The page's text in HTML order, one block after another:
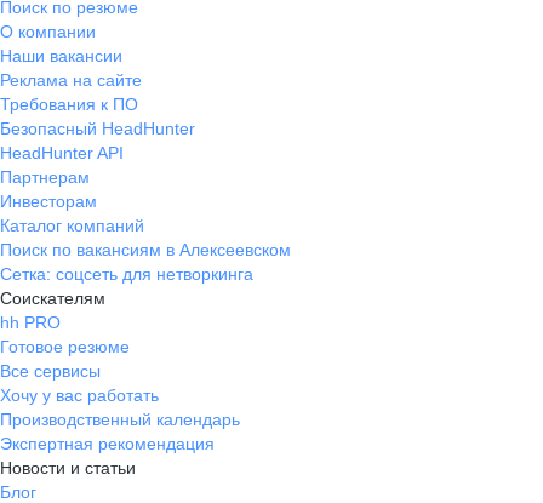
Поиск по резюме
О компании
Наши вакансии
Реклама на сайте
Требования к ПО
Безопасный HeadHunter
HeadHunter API
Партнерам
Инвесторам
Каталог компаний
Поиск по вакансиям в Алексеевском
Сетка: соцсеть для нетворкинга
Соискателям
hh PRO
Готовое резюме
Все сервисы
Хочу у вас работать
Производственный календарь
Экспертная рекомендация
Новости и статьи
Блог